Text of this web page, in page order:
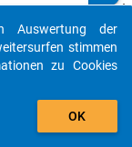
über
auto_stories
add_shopping_cart
Auswertung der
stimmen
zu Cookies
OK